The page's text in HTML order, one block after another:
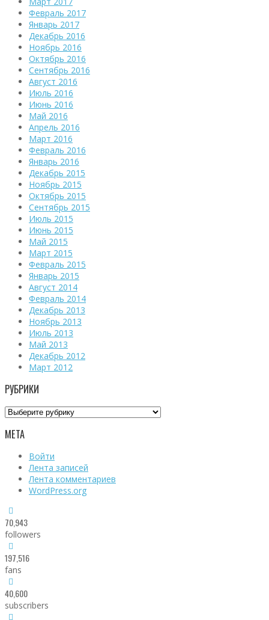
Февраль 2017
Январь 2017
Декабрь 2016
Ноябрь 2016
Октябрь 2016
Сентябрь 2016
Август 2016
Июль 2016
Июнь 2016
Май 2016
Апрель 2016
Март 2016
Февраль 2016
Январь 2016
Декабрь 2015
Ноябрь 2015
Октябрь 2015
Сентябрь 2015
Июль 2015
Июнь 2015
Май 2015
Март 2015
Февраль 2015
Январь 2015
Август 2014
Февраль 2014
Декабрь 2013
Ноябрь 2013
Июль 2013
Май 2013
Декабрь 2012
Март 2012
РУБРИКИ
Рубрики
МЕТА
Войти
Лента записей
Лента комментариев
WordPress.org
70,943
followers
197,516
fans
40,600
subscribers